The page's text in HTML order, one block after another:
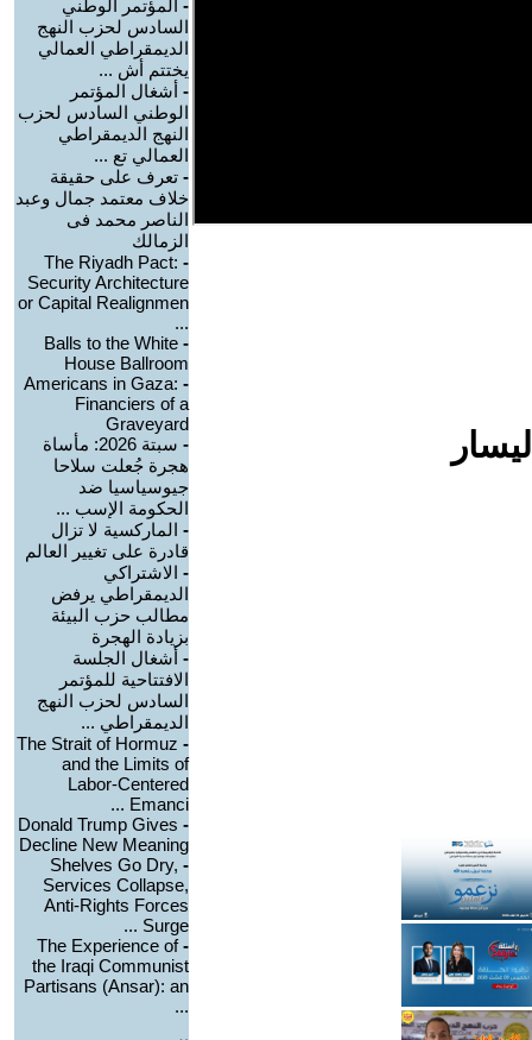
- المؤتمر الوطني
السادس لحزب النهج
الديمقراطي العمالي
يختتم أش ...
- أشغال المؤتمر
الوطني السادس لحزب
النهج الديمقراطي
العمالي تع ...
- تعرف على حقيقة
خلاف معتمد جمال وعبد
الناصر محمد فى
الزمالك
-
The Riyadh Pact:
Security Architecture
or Capital Realignmen
...
-
Balls to the White
House Ballroom
-
Americans in Gaza:
Financiers of a
Graveyard
-
سبتة 2026: مأساة
هجرة جُعلت سلاحا
جيوسياسيا ضد
الحكومة الإسب ...
- الماركسية لا تزال
قادرة على تغيير العالم
- الاشتراكي
الديمقراطي يرفض
مطالب حزب البيئة
بزيادة الهجرة
- أشغال الجلسة
الافتتاحية للمؤتمر
السادس لحزب النهج
الديمقراطي ...
-
The Strait of Hormuz
and the Limits of
Labor-Centered
Emanci ...
-
Donald Trump Gives
Decline New Meaning
-
Shelves Go Dry,
Services Collapse,
Anti-Rights Forces
Surge ...
-
The Experience of
the Iraqi Communist
Partisans (Ansar): an
...